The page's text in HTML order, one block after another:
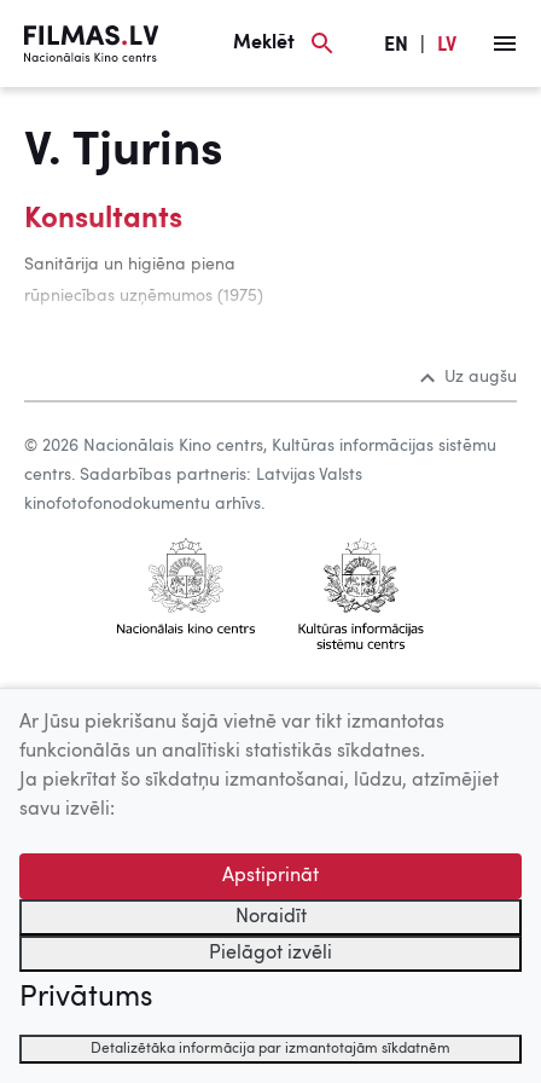
Meklēt EN LV
V. Tjurins
Konsultants
Sanitārija un higiēna piena
rūpniecības uzņēmumos (1975)
Uz augšu
© 2026 Nacionālais Kino centrs, Kultūras informācijas sistēmu
centrs. Sadarbības partneris: Latvijas Valsts
kinofotofonodokumentu arhīvs.
Ar Jūsu piekrišanu šajā vietnē var tikt izmantotas
funkcionālās un analītiski statistikās sīkdatnes.
Ja piekrītat šo sīkdatņu izmantošanai, lūdzu, atzīmējiet
savu izvēli:
Apstiprināt
Noraidīt
Pielāgot izvēli
Privātums
Detalizētāka informācija par izmantotajām sīkdatnēm